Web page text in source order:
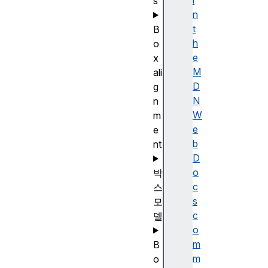
n
t
h
e
M
D
N
W
e
b
D
o
c
s
c
o
m
m
B
o
x
ali
g
n
m
e
nt
박
스
모
델
B
o